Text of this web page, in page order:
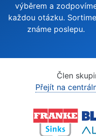
výběrem a
každou otázku.
známe poslepu.
Člen
Přejít na